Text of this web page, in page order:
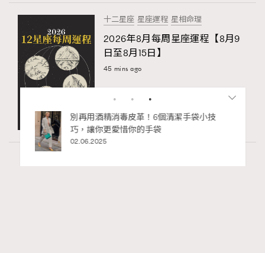
十二星座 星座運程 星相命理
2026年8月每周星座運程【8月9
日至8月15日】
45 mins ago
別再用酒精消毒皮革！6個清潔手袋小技
巧，讓你更愛惜你的手袋
02.06.2025